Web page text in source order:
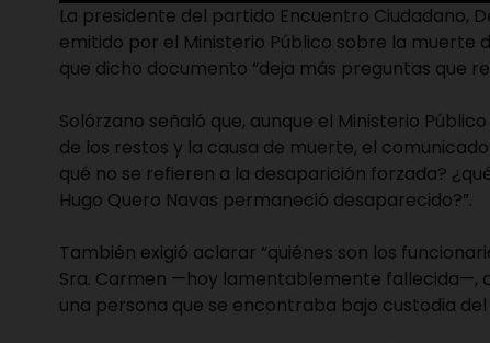
La presidente del partido Encuentro Ciudadano,
emitido por el Ministerio Público sobre la muerte
que dicho documento “deja más preguntas que
Solórzano señaló que, aunque el Ministerio
de los restos y la causa de muerte, el
qué no se refieren a la desaparición forzada?
Hugo Quero Navas permaneció desaparecido?”.
También exigió aclarar “quiénes son los
Sra. Carmen —hoy lamentablemente fallecida—,
una persona que se encontraba bajo custodia del